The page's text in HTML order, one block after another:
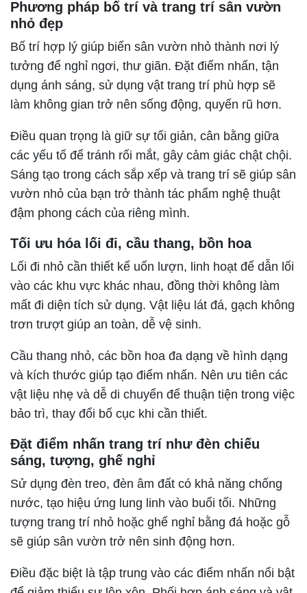
Phương pháp bố trí và trang trí sân vườn
nhỏ đẹp
Bố trí hợp lý giúp biến sân vườn nhỏ thành nơi lý
tưởng để nghỉ ngơi, thư giãn. Đặt điểm nhấn, tận
dụng ánh sáng, sử dụng vật trang trí phù hợp sẽ
làm không gian trở nên sống động, quyến rũ hơn.
Điều quan trọng là giữ sự tối giản, cân bằng giữa
các yếu tố để tránh rối mắt, gây cảm giác chật chội.
Sáng tạo trong cách sắp xếp và trang trí sẽ giúp sân
vườn nhỏ của bạn trở thành tác phẩm nghệ thuật
đậm phong cách của riêng mình.
Tối ưu hóa lối đi, cầu thang, bồn hoa
Lối đi nhỏ cần thiết kế uốn lượn, linh hoạt để dẫn lối
vào các khu vực khác nhau, đồng thời không làm
mất đi diện tích sử dụng. Vật liệu lát đá, gạch không
trơn trượt giúp an toàn, dễ vệ sinh.
Cầu thang nhỏ, các bồn hoa đa dạng về hình dạng
và kích thước giúp tạo điểm nhấn. Nên ưu tiên các
vật liệu nhẹ và dễ di chuyển để thuận tiện trong việc
bảo trì, thay đổi bố cục khi cần thiết.
Đặt điểm nhấn trang trí như đèn chiếu
sáng, tượng, ghế nghỉ
Sử dụng đèn treo, đèn âm đất có khả năng chống
nước, tạo hiệu ứng lung linh vào buổi tối. Những
tượng trang trí nhỏ hoặc ghế nghỉ bằng đá hoặc gỗ
sẽ giúp sân vườn trở nên sinh động hơn.
Điều đặc biệt là tập trung vào các điểm nhấn nổi bật